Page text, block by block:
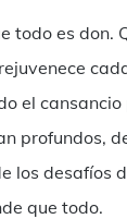
todo es don.
el cansancio
profundos,
los desafíos
que todo.